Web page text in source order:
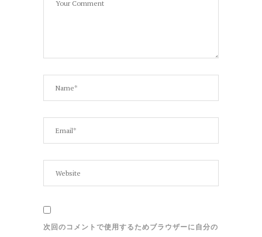
次回のコメントで使用するためブラウザーに自分の